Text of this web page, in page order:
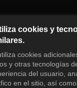
Iniciar sesión
cookies y
cookies
y otras tecnologías
del usuario,
en el sitio, así